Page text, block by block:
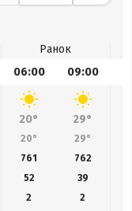
Ранок
06:00 09:00
20° 29°
20° 29°
761 762
52 39
2
2